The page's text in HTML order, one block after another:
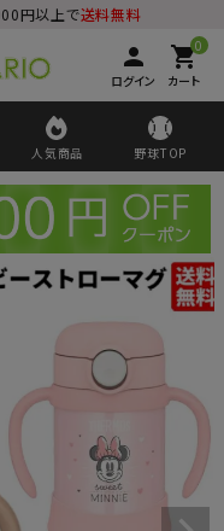
円以上で送料無料
person
ログイン
0
shopping_cart
カート
人気商品 野球TOP